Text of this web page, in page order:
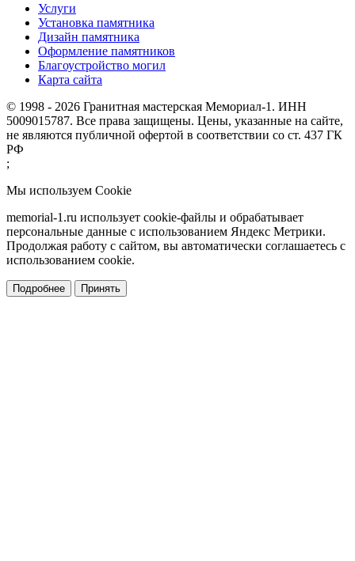
Услуги
Установка памятника
Дизайн памятника
Оформление памятников
Благоустройство могил
Карта сайта
© 1998 - 2026 Гранитная мастерская Мемориал-1. ИНН
5009015787. Все права защищены. Цены, указанные на сайте,
не являются публичной офертой в соответствии со ст. 437 ГК
РФ
;
Мы используем Cookie
memorial-1.ru использует cookie-файлы и обрабатывает
персональные данные с использованием Яндекс Метрики.
Продолжая работу с сайтом, вы автоматически соглашаетесь с
использованием cookie.
Подробнее Принять